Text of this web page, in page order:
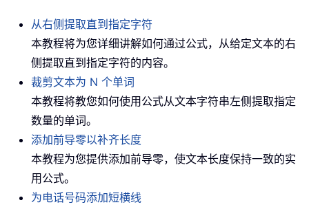
从右侧提取直到指定字符
本教程将为您详细讲解如何通过公式，从给定文本的右
侧提取直到指定字符的内容。
裁剪文本为 N 个单词
本教程将教您如何使用公式从文本字符串左侧提取指定
数量的单词。
添加前导零以补齐长度
本教程为您提供添加前导零，使文本长度保持一致的实
用公式。
为电话号码添加短横线